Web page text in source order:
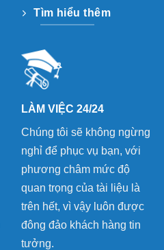
Tìm hiểu thêm
LÀM VIỆC 24/24
Chúng tôi sẽ không ngừng
nghỉ để phục vụ bạn, với
phương châm mức độ
quan trọng của tài liệu là
trên hết, vì vậy luôn được
đông đảo khách hàng tin
tưởng.